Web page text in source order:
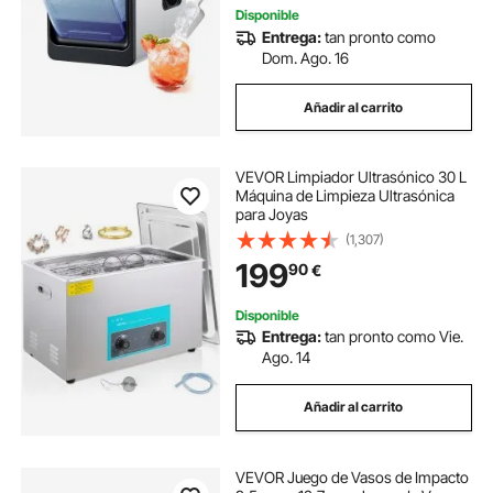
Disponible
Entrega:tan pronto como
Dom. Ago. 16
Añadir al carrito
VEVOR Limpiador Ultrasónico 30 L
Máquina de Limpieza Ultrasónica
para Joyas
(1,307)
19990€
Disponible
Entrega:tan pronto como Vie.
Ago. 14
Añadir al carrito
VEVOR Juego de Vasos de Impacto